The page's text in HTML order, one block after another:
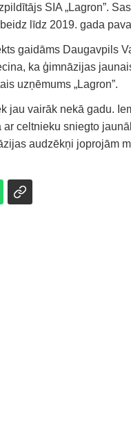
SIA „Lagron”.
līdz 2019. gada
gaidāms Daugavpils
ka ģimnāzijas
uzņēmums „Lagron”.
jau vairāk nekā gadu.
ar celtnieku sniegto
audzēkņi joprojām